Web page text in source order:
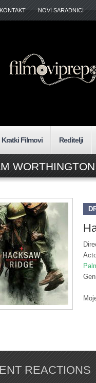
KONTAKT NOVI SARADNICI
Kratki Filmovi Reditelji
REACTIONS